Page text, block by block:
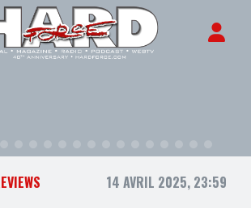
14 AVRIL 2025, 23:59